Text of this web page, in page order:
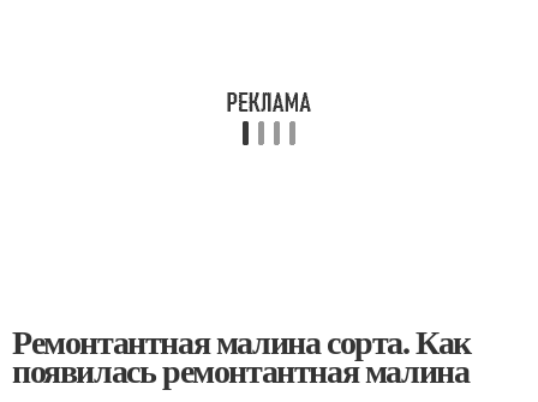
Ремонтантная малина сорта. Как
появилась ремонтантная малина